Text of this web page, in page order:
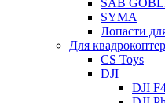
SAB
SYMA
Лопасти
Для
CS Toys
DJI
DJI